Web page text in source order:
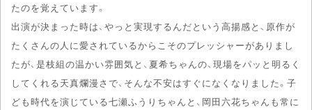
たのを覚えています。
出演が決まった時は、やっと実現するんだという高揚感と、原作が
たくさんの人に愛されているからこそのプレッシャーがありまし
たが、是枝組の温かい雰囲気と、夏希ちゃんの、現場をパッと明るく
してくれる天真爛漫さで、そんな不安はすぐになくなりました。子
ども時代を演じている七瀬ふうりちゃんと、岡田六花ちゃんも常に